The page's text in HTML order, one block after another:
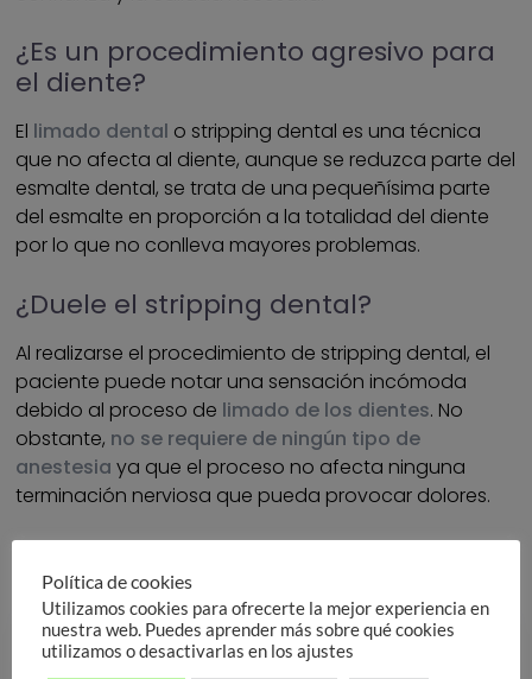
¿Es un procedimiento agresivo para
el diente?
El limado dental o stripping dental es una técnica
que no afecta al diente, aunque se reduzca parte del
esmalte dental, se trata de una pequeñísima parte
del esmalte en proporción a la totalidad del diente
por lo que no conlleva mayores problemas.
¿Duele el stripping dental?
Al realizarse el procedimiento de stripping dental, el
paciente puede notar una sensación incómoda
debido al proceso de limado de los dientes. No
obstante, no se requiere de ningún tipo de
anestesia ya que el proceso no afecta ninguna
terminación nerviosa que pueda provocar dolores.
Política de cookies
Utilizamos cookies para ofrecerte la mejor experiencia en
nuestra web. Puedes aprender más sobre qué cookies
utilizamos o desactivarlas en los ajustes